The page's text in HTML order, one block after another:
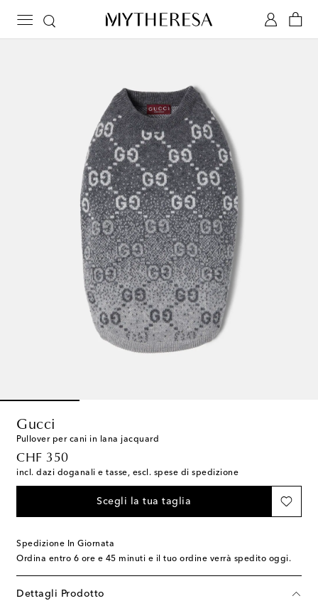
Gucci
Pullover per cani in lana jacquard
CHF 350
original price
incl. dazi doganali e tasse, escl. spese di spedizione
Scegli la tua taglia
Spedizione In Giornata
Ordina entro 6 ore e 45 minuti e il tuo ordine verrà spedito oggi.
Dettagli Prodotto